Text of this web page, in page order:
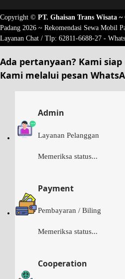
Copyright © PT. Ghaisan Trans Wisata ~
Padang 2026 ~ Rekomendasi Sewa Mobil
Layanan Chat / Tlp: 62811-6688-27 -
Ada pertanyaan? Kami
Kami melalui pesan
Admin
Layanan Pelanggan
Memeriksa status...
Payment
Pembayaran / Biling
Memeriksa status...
Cooperation